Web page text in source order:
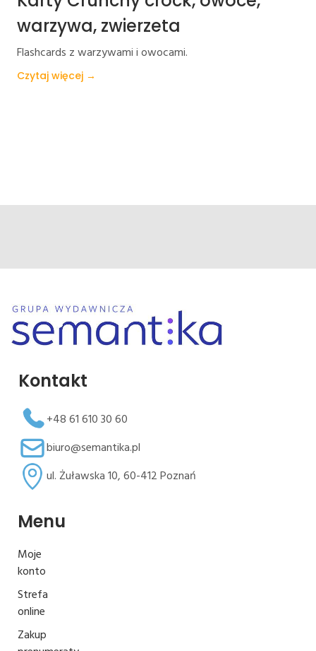
warzywa, zwierzeta
Flashcards z warzywami i owocami.
Czytaj więcej →
Kontakt
+48 61 610 30 60
biuro@semantika.pl
ul. Żuławska 10, 60-412 Poznań
Menu
Moje
konto
Strefa
online
Zakup